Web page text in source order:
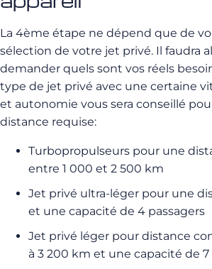
La 4ème étape ne dépend que de
sélection de votre jet privé. Il faudra
demander quels sont vos réels
type de jet privé avec une certaine
et autonomie vous sera conseillé
distance requise:
Turbopropulseurs pour une
entre 1 000 et 2 500 km
Jet privé ultra-léger pour une
et une capacité de 4 passagers
Jet privé léger pour distance
à 3 200 km et une capacité de 7